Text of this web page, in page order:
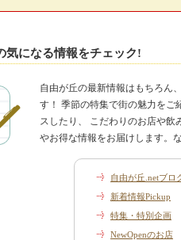
気になる情報をチェック!
自由が丘の最新情報はもちろん
す！ 季節の特集で街の魅力をご
スしたり、 こだわりのお店や飲
やお得な情報をお届けします。
自由が丘.netブロ
新着情報Pickup
特集・特別企画
NewOpenのお店